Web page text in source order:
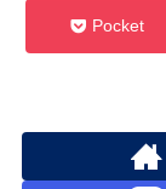
Pocket